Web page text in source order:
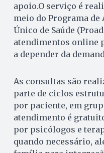
apoio.O serviço é
meio do Programa
Único de Saúde
atendimentos online
a depender da
As consultas são
parte de ciclos
por paciente, em
atendimento é
por psicólogos e
quando necessário,